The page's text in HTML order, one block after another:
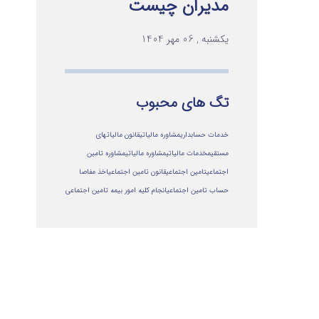
مدیران چیست
یکشنبه , 06 مهر 1404
تگ های محبوب
خدمات حسابداریمشاوره مالیاتیقانون مالیاتهای
مستقیمخدمات مالیاتیمشاوره مالياتيمشاوره تامین
اجتماعیتامین اجتماعیقانون تامین اجتماعیاخذ مفاصا
حساب تامین اجتماعیانجام کلیه امور بیمه تامین اجتماعی